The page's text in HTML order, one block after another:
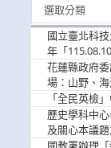
選取分類
國立臺北科
年「
歡迎學生踴
花蓮縣政府
場：山野、
參加
「全民英檢
歷史學科中
及關心本議